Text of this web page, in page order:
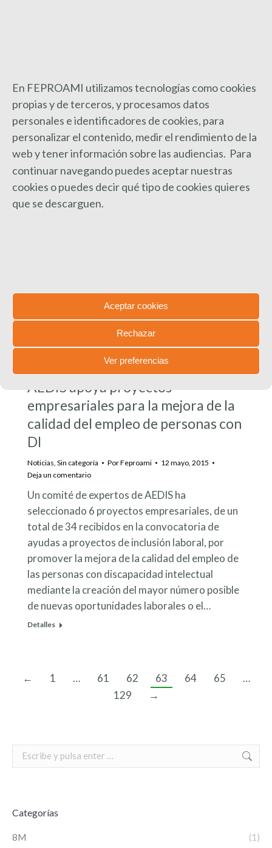
En FEPROAMI utilizamos tecnologías como cookies
propias y de terceros, y procesamos datos
personales e identificadores de cookies, para
personalizar el contenido, medir el rendimiento de la
web ytener información sobre las audiencias. Para
continuar navegando puedes aceptar nuestras
cookies o puedes decir qué tipo de cookies quieres
que se descarguen.
Aceptar cookies
Rechazar
Ver preferencias
14
FEAPS Andalucía celebra el
Encuentro Andaluz Autogestores
Noticias Sin categoría Por Feproami
14 mayo, 2015
Deja un comentario
Los próximos días 6 y 7 de junio se celebrará en
la localidad de El Rompido (Huelva) el 13º
Encuentro Andaluz de Autogestores. Este año
otras personas y puedan conocer más gente.…
MAY
12
AEDIS apoya proyectos
empresariales para la mejora de la
calidad del empleo de personas con
DI
Noticias Sin categoría PorFeproami
12 mayo, 2015
Deja un comentario
Un comité de expertos de AEDIS ha
seleccionado 6 proyectos empresariales, de un
total de 34 recibidos en la convocatoria de
ayudas a proyectos de inclusión laboral, por
promover la mejora de la calidad del empleo de
las personas con discapacidad intelectual
mediante la creación del mayor número posible
de nuevas oportunidades laborales o el…
Detalles
← 1 … 61 62 63 64 65
…
129
→
Search:
Categorías
8M (1)